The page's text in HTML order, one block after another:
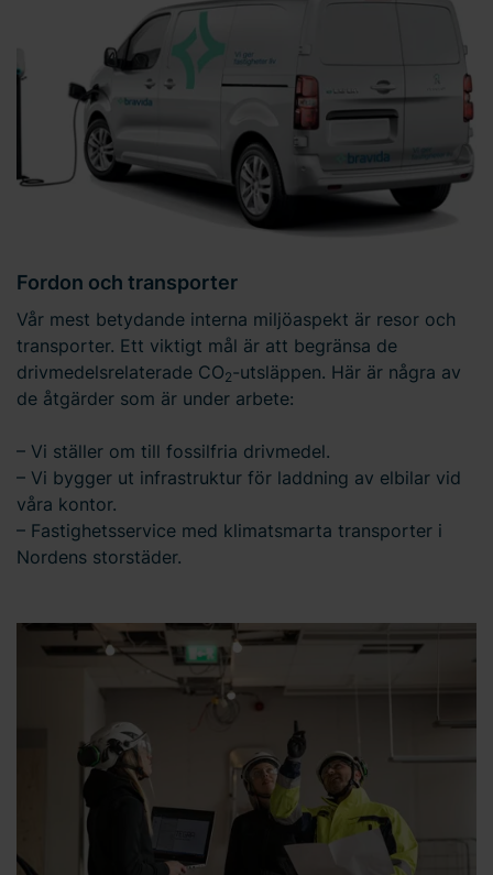
Fordon och transporter
Vår mest betydande interna miljöaspekt är resor och
transporter. Ett viktigt mål är att begränsa de
drivmedelsrelaterade CO2-utsläppen. Här är några av
de åtgärder som är under arbete:
– Vi ställer om till fossilfria drivmedel.
– Vi bygger ut infrastruktur för laddning av elbilar vid
våra kontor.
– Fastighetsservice med klimatsmarta transporter i
Nordens storstäder.